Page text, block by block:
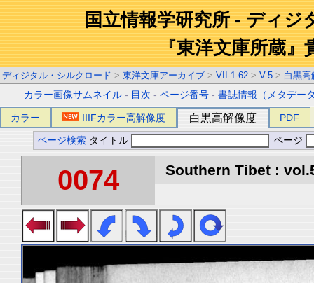
国立情報学研究所 - ディジ
『東洋文庫所蔵』
ディジタル・シルクロード > 東洋文庫アーカイブ > VII-1-62 > V-5 > 白黒高
カラー画像サムネイル - 目次 -ページ番号 -書誌情報（メタデー
カラー IIIFカラー高解像度 白黒高解像度 PDF
ページ検索 タイトル ページ
0074 Southern Tibet :